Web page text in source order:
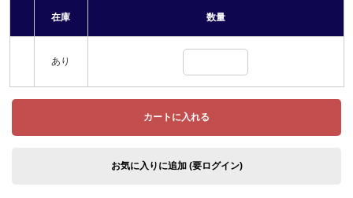
在庫 数量
あり
カートに入れる
お気に入りに追加 (要ログイン)